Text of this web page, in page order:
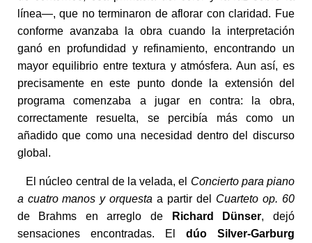
línea—, que no terminaron de aflorar con claridad. Fue
conforme avanzaba la obra cuando la interpretación
ganó en profundidad y refinamiento, encontrando un
mayor equilibrio entre textura y atmósfera. Aun así, es
precisamente en este punto donde la extensión del
programa comenzaba a jugar en contra: la obra,
correctamente resuelta, se percibía más como un
añadido que como una necesidad dentro del discurso
global.
El núcleo central de la velada, el Concierto para piano
a cuatro manos y orquesta a partir del Cuarteto op. 60
de Brahms en arreglo de
Richard Dünser, dejó
sensaciones encontradas. El
dúo Silver-Garburg